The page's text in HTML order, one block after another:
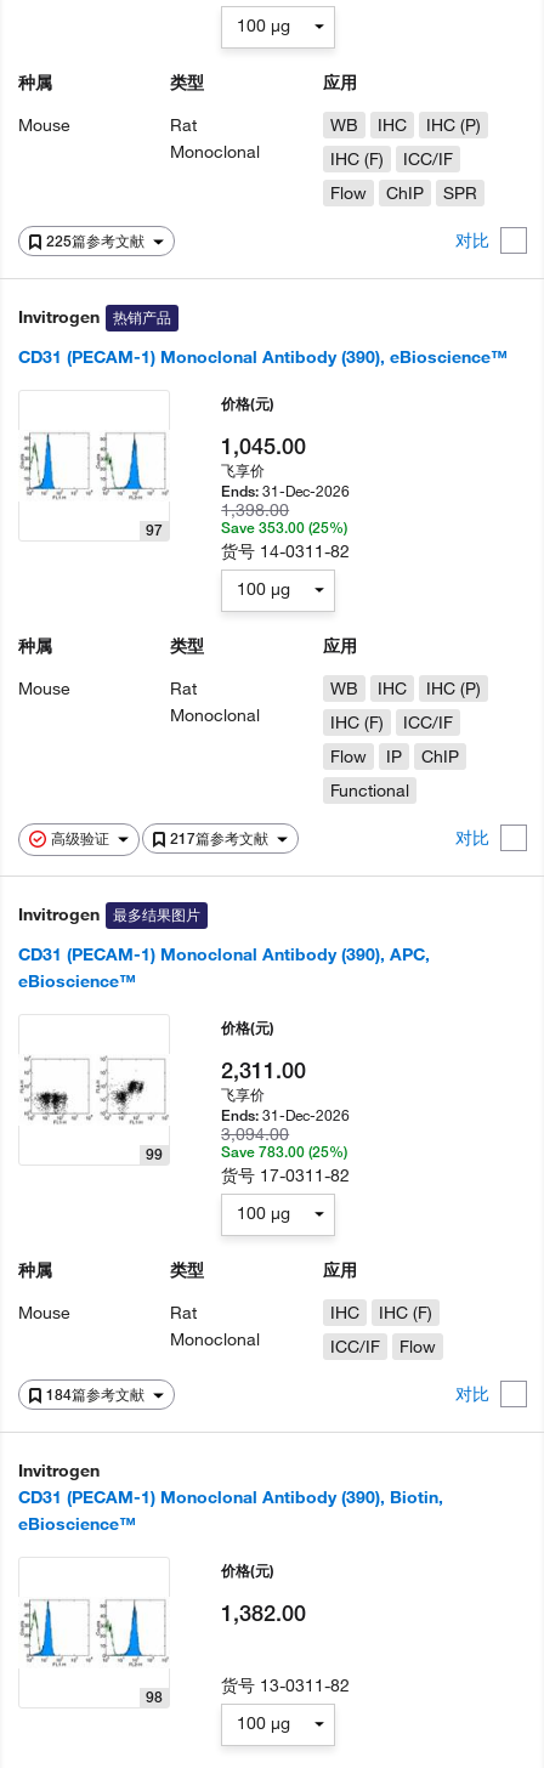
225篇参考文献 对比
种属
Mouse
类型
Rat
Monoclonal
应用
WB
IHC
IHC (P)
IHC (F)
ICC/IF
Flow
ChIP SPR
100 µg
Invitrogen 热销产品
CD31 (PECAM-1) Monoclonal Antibody (390), eBioscience™
高级验证 217篇参考文献 对比
97
种属
Mouse
类型
Rat
Monoclonal
应用
WB
IHC
IHC (P)
IHC (F)
ICC/IF
Flow
IP
ChIP
Functional
价格(元)
1,045.00
飞享价
Ends:31-Dec-2026
1,398.00
Save 353.00 (25%)
货号 14-0311-82
100 µg
Invitrogen 最多结果图片
CD31 (PECAM-1) Monoclonal Antibody (390), APC,
eBioscience™
184篇参考文献 对比
99
种属
Mouse
类型
Rat
Monoclonal
应用
IHC
IHC (F)
ICC/IF
Flow
价格(元)
2,311.00
飞享价
Ends:31-Dec-2026
3,094.00
Save 783.00 (25%)
货号 17-0311-82
100 µg
Invitrogen
CD31 (PECAM-1) Monoclonal Antibody (390), Biotin,
eBioscience™
98
价格(元)
1,382.00
货号 13-0311-82
100 µg